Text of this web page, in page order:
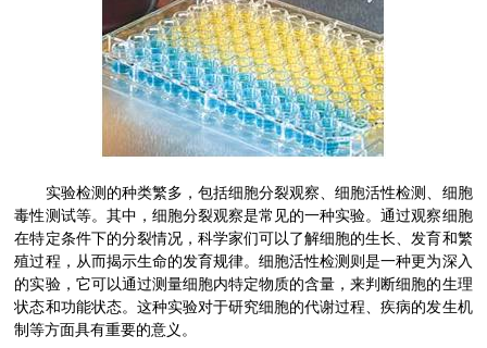
实验检测的种类繁多，包括细胞分裂观察、细胞活性检测、细胞
毒性测试等。其中，细胞分裂观察是常见的一种实验。通过观察细胞
在特定条件下的分裂情况，科学家们可以了解细胞的生长、发育和繁
殖过程，从而揭示生命的发育规律。细胞活性检测则是一种更为深入
的实验，它可以通过测量细胞内特定物质的含量，来判断细胞的生理
状态和功能状态。这种实验对于研究细胞的代谢过程、疾病的发生机
制等方面具有重要的意义。